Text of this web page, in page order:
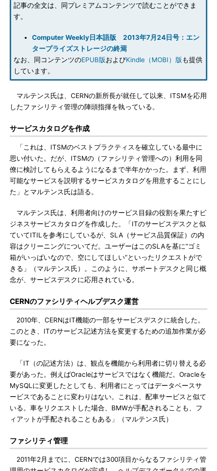
記事の全文は、同プレミアムコンテンツで読むことができま
す。
Computer Weekly日本語版 2013年7月24日号：エン
タープライズストレージの終焉
なお、同コンテンツのEPUB版およびKindle（MOBI）版も提供
しています。
マルテンス氏は、CERNの新所長が就任して以来、ITSMを応用
したファシリティ管理の陣頭指揮を執っている。
サービスカタログを作成
「これは、ITSMのベストプラクティスを確立している最中に
思い付いた。だが、ITSMの（ファシリティ管理への）利用を同
僚に検討してもらえるようになるまで半年かかった。まず、利用
可能なサービスを説明するサービスカタログを用意することにし
た」とマルテンス氏は語る。
マルテンス氏は、利用者向けのサービス目録の役割を果たすビ
ジネスサービスカタログを作成した。「ITのサービスデスクと似
ていてITILを参考にしているが、SLA（サービス品質保証）の内
容はクリーニングについてだ。ユーザーはこのSLAを基に“ゴミ
箱がいっぱいなので、空にしてほしい”といったリクエストがで
きる」（マルテンス氏）。このように、サポートデスクと同じ概
念が、サービスデスクに応用されている。
CERNのファシリティヘルプデスク運営
2010年、CERNはIT機能の一部をサービスデスクに統合した。
このとき、ITのサービス記述方法を変更するための追加作業が必
要になった。
「IT（の記述方法）は、観点を機能から利用者に切り替える必
要があった。例えばOracleはサービスではなく機能だ。Oracleを
MySQLに変更したとしても、利用者にとってはデータベースサ
ービスであることに変わりはない。これは、配車サービスと似て
いる。車をリクエストした場合、BMWが手配されることも、フ
ィアットが手配されることもある」（マルテンス氏）
ファシリティ管理
2011年2月までに、CERNでは300項目からなるファシリティ管